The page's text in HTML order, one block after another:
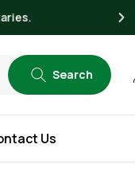
Search
Us